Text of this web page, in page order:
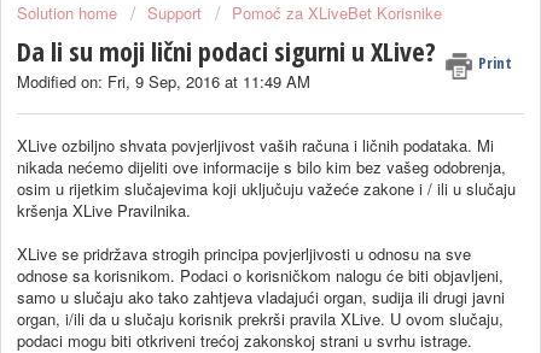
Solution home Support Pomoć za XLiveBet Korisnike
Da li su moji lični podaci sigurni u XLive? Print
Modified on: Fri, 9 Sep, 2016 at 11:49 AM
XLive ozbiljno shvata povjerljivost vaših računa i ličnih podataka. Mi
nikada nećemo dijeliti ove informacije s bilo kim bez vašeg odobrenja,
osim u rijetkim slučajevima koji uključuju važeće zakone i / ili u slučaju
kršenja XLive Pravilnika.
XLive se pridržava strogih principa povjerljivosti u odnosu na sve
odnose sa korisnikom. Podaci o korisničkom nalogu će biti objavljeni,
samo u slučaju ako tako zahtjeva vladajući organ, sudija ili drugi javni
organ, i/ili da u slučaju korisnik prekrši pravila XLive. U ovom slučaju,
podaci mogu biti otkriveni trećoj zakonskoj strani u svrhu istrage.